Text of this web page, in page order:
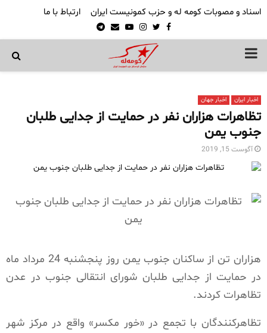
اسناد و مصوبات کومه له و حزب کمونیست ایران ارتباط با ما
Facebook
Twitter
Instagram
Youtube
Email
Telegram
PRIMARY
اخبار ایران اخبار جهان
تظاهرات هزاران نفر در حمایت از جدایی طلبان
جنوب یمن
آگوست 15, 2019
هزاران تن از ساکنان جنوب یمن روز پنجشنبه 24 مرداد ماه
در حمایت از جدایی طلبان شورای انتقالی جنوب در عدن
تظاهرات کردند.
تظاهرکنندگان با تجمع در «خور مکسر» واقع در مرکز شهر